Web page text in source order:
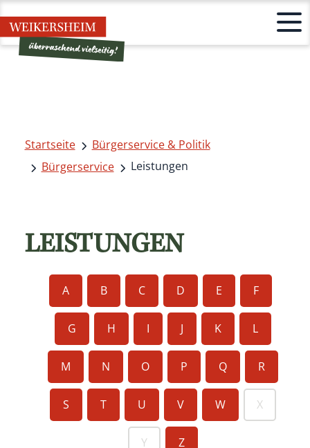
Startseite
Bürgerservice & Politik
Bürgerservice
Leistungen
LEISTUNGEN
A B C D E F
G H I J K L
M N O P Q R
S T U V W X
Y Z